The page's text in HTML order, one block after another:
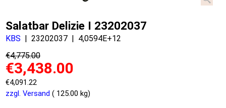
Salatbar Delizie I 23202037
KBS 23202037
4,0594E+12
€4,775.00
€3,438.00
€4,091.22
zzgl. Versand
125.00 kg